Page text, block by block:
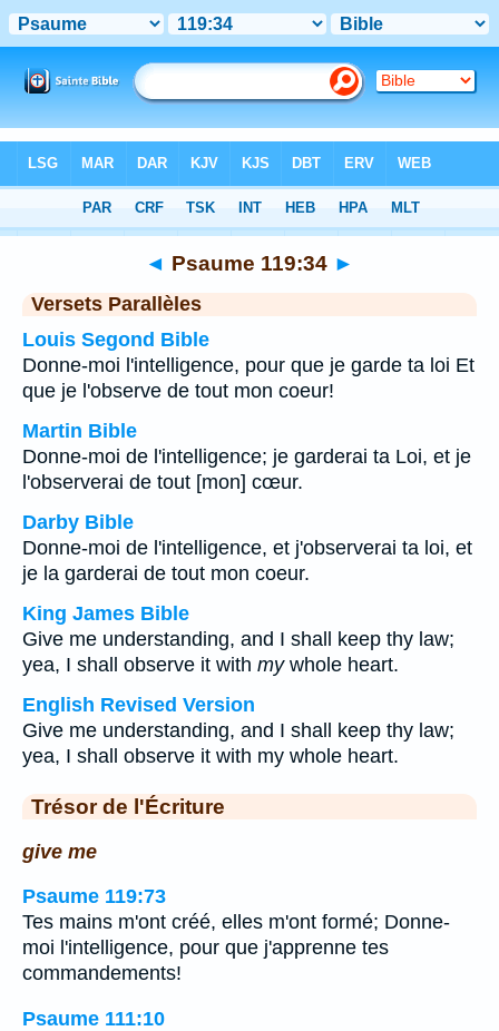
Chapitre 119 > Verset 34
◄ Psaume 119:34 ►
Versets Parallèles
Louis Segond Bible
Donne-moi l'intelligence, pour que je garde ta loi Et
que je l'observe de tout mon coeur!
Martin Bible
Donne-moi de l'intelligence; je garderai ta Loi, et je
l'observerai de tout [mon] cœur.
Darby Bible
Donne-moi de l'intelligence, et j'observerai ta loi, et
je la garderai de tout mon coeur.
King James Bible
Give me understanding, and I shall keep thy law;
yea, I shall observe it with mywhole heart.
English Revised Version
Give me understanding, and I shall keep thy law;
yea, I shall observe it with my whole heart.
Trésor de l'Écriture
give me
Psaume 119:73
Tes mains m'ont créé, elles m'ont formé; Donne-
moi l'intelligence, pour que j'apprenne tes
commandements!
Psaume 111:10